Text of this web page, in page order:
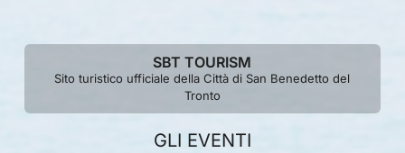
SBT TOURISM
Sito turistico ufficiale della Città di San Benedetto del
Tronto
GLI EVENTI